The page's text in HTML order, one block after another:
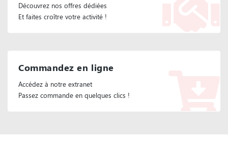
Découvrez nos offres dédiées
Et faites croître votre activité !
Commandez en ligne
Accédez à notre extranet
Passez commande en quelques clics !